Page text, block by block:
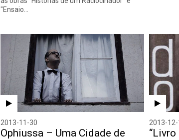
"Ensaio…
2013-11-30
Ophiussa – Uma Cidade de
2013-